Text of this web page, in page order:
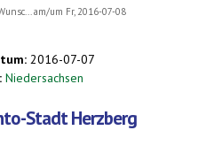
am/um Fr, 2016-07-08
2016-07-07
Niedersachsen
Stadt Herzberg